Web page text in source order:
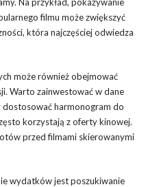
filmu może zwiększyć
która najczęściej odwiedza
może również obejmować
Warto zainwestować w dane
harmonogram do
korzystają z oferty kinowej.
przed filmami skierowanymi
wydatków jest poszukiwanie